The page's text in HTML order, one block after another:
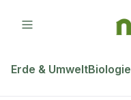
Erde & UmweltBiologie